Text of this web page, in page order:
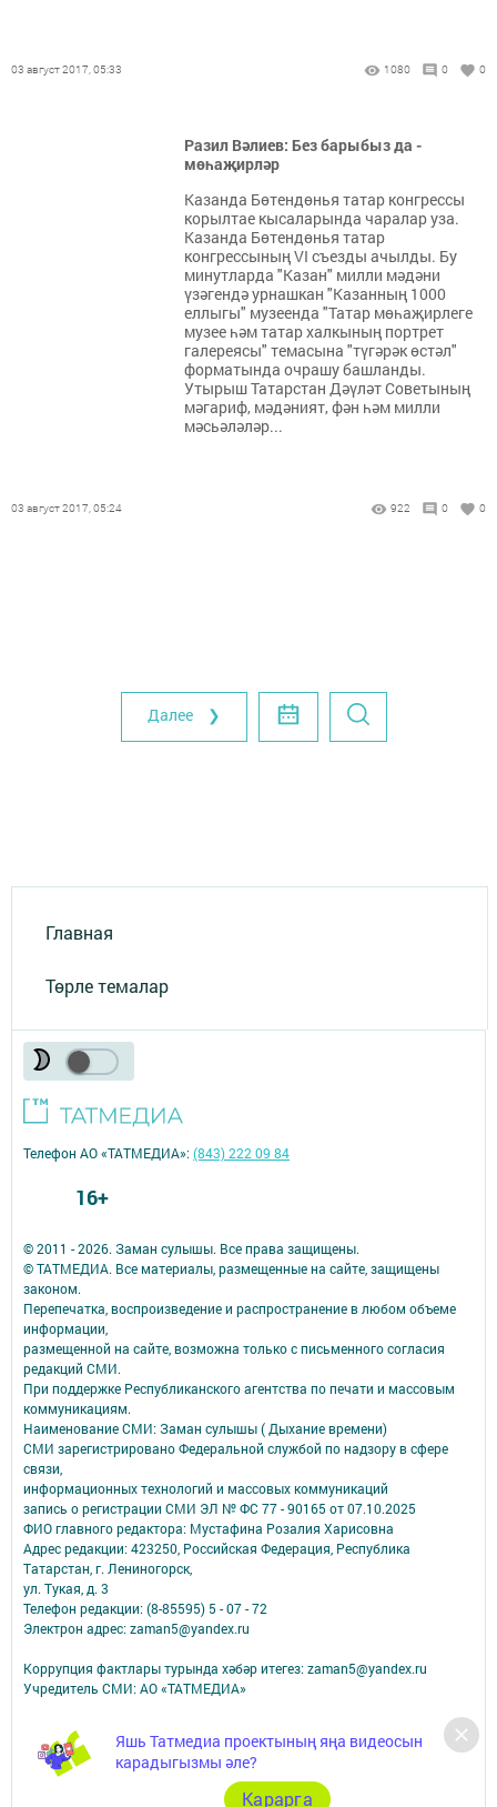
03 август 2017, 05:33 1080 0 0
Разил Вәлиев: Без барыбыз да -
мөһаҗирләр
Казанда Бөтендөнья татар конгрессы
корылтае кысаларында чаралар уза.
Казанда Бөтендөнья татар
конгрессының VI съезды ачылды. Бу
минутларда "Казан" милли мәдәни
үзәгендә урнашкан "Казанның 1000
еллыгы" музеенда "Татар мөһаҗирлеге
музее һәм татар халкының портрет
галереясы" темасына "түгәрәк өстәл"
форматында очрашу башланды.
Утырыш Татарстан Дәүләт Советының
мәгариф, мәдәният, фән һәм милли
мәсьәләләр...
03 август 2017, 05:24 922 0 0
Далее ❯
Главная
Төрле темалар
Яшь Татмедиа проектының яңа видеосын
карадыгызмы әле?
Карарга
© 2011 - 2026. Заман сулышы. Все права защищены.
© ТАТМЕДИА. Все материалы, размещенные на сайте, защищены
законом.
Перепечатка, воспроизведение и распространение в любом объеме
информации,
размещенной на сайте, возможна только с письменного согласия
редакций СМИ.
При поддержке Республиканского агентства по печати и массовым
коммуникациям.
Наименование СМИ: Заман сулышы ( Дыхание времени)
СМИ зарегистрировано Федеральной службой по надзору в сфере
связи,
информационных технологий и массовых коммуникаций
запись о регистрации СМИ ЭЛ № ФС 77 - 90165 от 07.10.2025
ФИО главного редактора: Мустафина Розалия Харисовна
Адрес редакции: 423250, Российская Федерация, Республика
Татарстан, г. Лениногорск,
ул. Тукая, д. 3
Телефон редакции: (8-85595) 5 - 07 - 72
Электрон адрес: zaman5@yandex.ru
Коррупция фактлары турында хәбәр итегез: zaman5@yandex.ru
Учредитель СМИ: АО «ТАТМЕДИА»
Антикоррупционная политика
АО «ТАТМЕДИА» использует «cookie»для персонализации сервисов и
удобства пользователей сайтом.
Использование «cookie» можно отменить в настройках браузера.
Телефон АО «ТАТМЕДИА»:(843) 222 09 84
16+